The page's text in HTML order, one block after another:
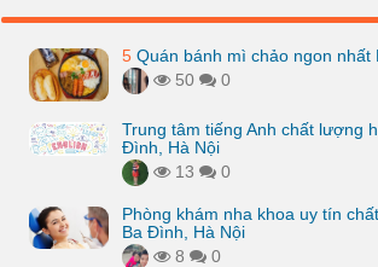
5 Quán bánh mì chảo ngon nhất
50
0
Trung tâm tiếng Anh chất lượng
Đình, Hà Nội
13
0
Phòng khám nha khoa uy tín
Ba Đình, Hà Nội
8
0